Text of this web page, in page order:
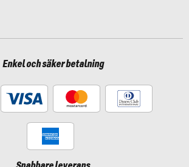
Enkel och säker betalning